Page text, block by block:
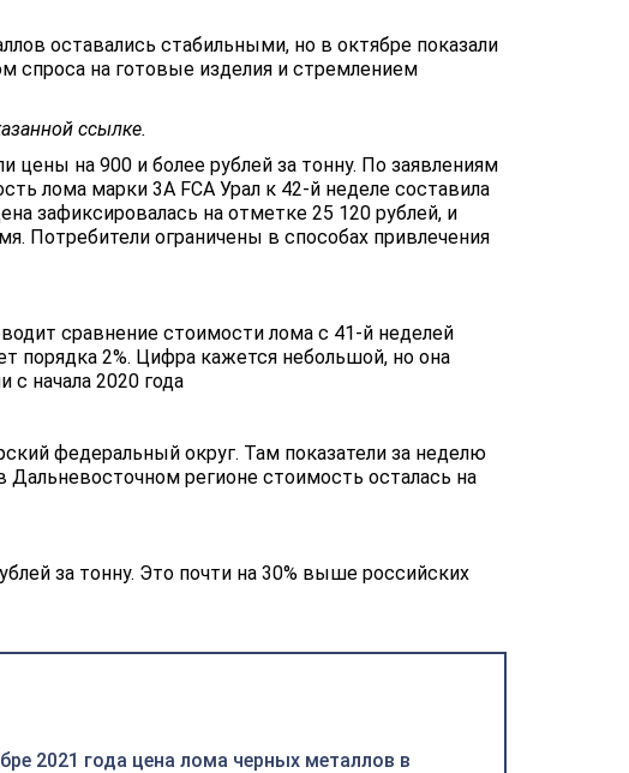
оставались стабильными, но в октябре показали
спроса на готовые изделия и стремлением
ссылке.
цены на 900 и более рублей за тонну. По заявлениям
лома марки 3A FCA Урал к 42-й неделе составила
зафиксировалась на отметке 25 120 рублей, и
Потребители ограничены в способах привлечения
сравнение стоимости лома с 41-й неделей
порядка 2%. Цифра кажется небольшой, но она
с начала 2020 года
федеральный округ. Там показатели за неделю
регионе стоимость осталась на
за тонну. Это почти на 30% выше российских
2021 года цена лома черных металлов в